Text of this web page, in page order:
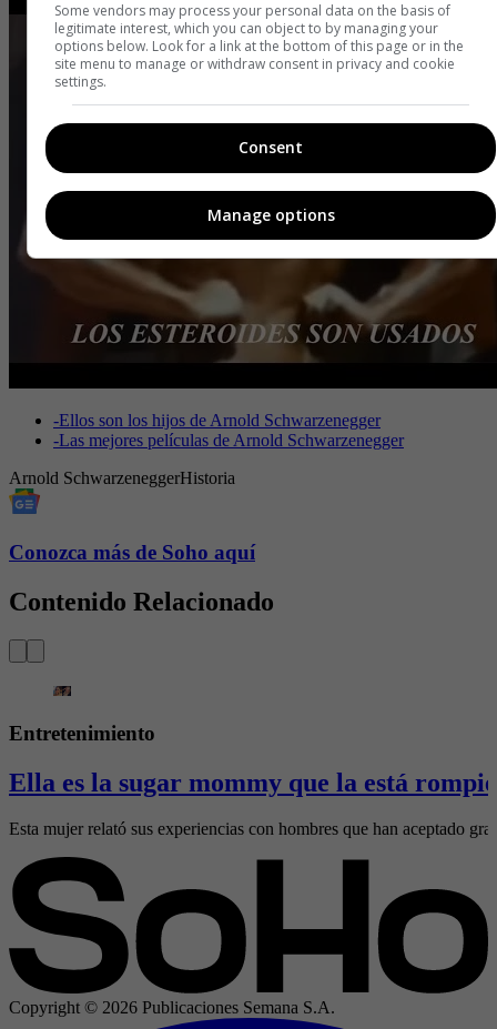
-Ellos son los hijos de Arnold Schwarzenegger
-Las mejores películas de Arnold Schwarzenegger
Arnold SchwarzeneggerHistoria
Conozca más de Soho aquí
Contenido Relacionado
Entretenimiento
Ella es la sugar mommy que la está
Esta mujer relató sus experiencias con hombres que han aceptado
Copyright © 2026 Publicaciones Semana S.A.
Some vendors may process your personal data on the basis of
legitimate interest, which you can object to by managing your
options below. Look for a link at the bottom of this page or in the
site menu to manage or withdraw consent in privacy and cookie
settings.
Consent
Manage options